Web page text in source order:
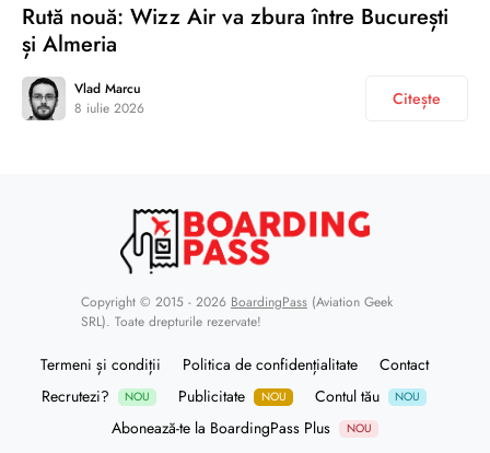
Rută nouă: Wizz Air va zbura între București
și Almeria
Vlad Marcu
8 iulie 2026
Citește
Copyright © 2015 - 2026 BoardingPass (Aviation Geek
SRL). Toate drepturile rezervate!
Termeni și condiții Politica de confidențialitate
Contact
Recrutezi?
NOU Publicitate NOU Contul tău NOU
Abonează-te la BoardingPass Plus NOU